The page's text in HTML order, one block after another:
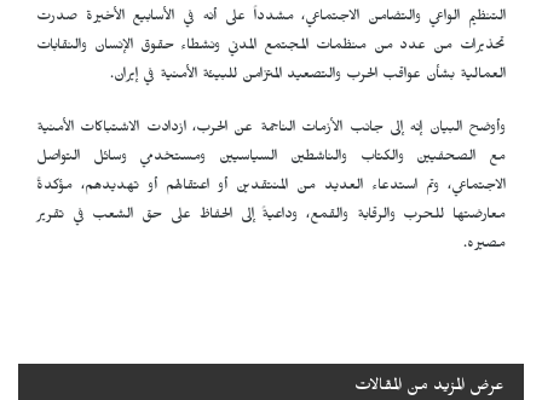
التنظيم الواعي والتضامن الاجتماعي، مشدداً على أنه في الأسابيع الأخيرة صدرت
تحذيرات من عدد من منظمات المجتمع المدني ونشطاء حقوق الإنسان والنقابات
العمالية بشأن عواقب الحرب والتصعيد المتزامن للبيئة الأمنية في إيران.
وأوضح البيان إنه إلى جانب الأزمات الناجمة عن الحرب، ازدادت الاشتباكات الأمنية
مع الصحفيين والكتاب والناشطين السياسيين ومستخدمي وسائل التواصل
الاجتماعي، وتم استدعاء العديد من المنتقدين أو اعتقالهم أو تهديدهم، مؤكدةً
معارضتها للحرب والرقابة والقمع، وداعيةً إلى الحفاظ على حق الشعب في تقرير
مصيره.
عرض المزيد من المقالات